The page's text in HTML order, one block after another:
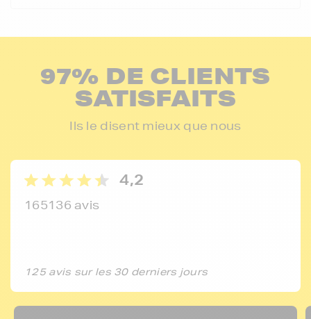
97% DE CLIENTS
SATISFAITS
Ils le disent mieux que nous
4,2
165136 avis
125 avis sur les 30 derniers jours